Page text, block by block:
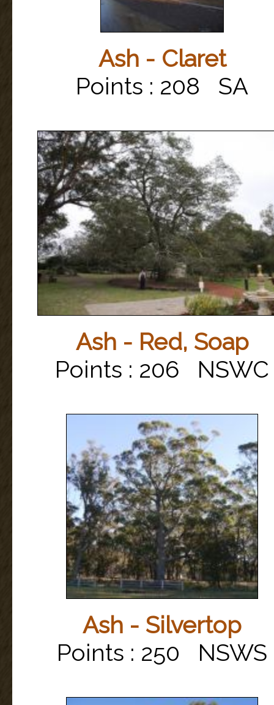
Ash - Claret
Points : 208 SA
Ash - Red, Soap
Points : 206 NSWC
Ash - Silvertop
Points : 250 NSWS